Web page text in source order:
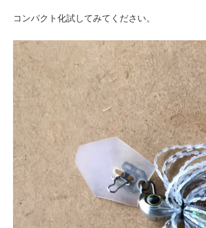
コンパクト化試してみてください。